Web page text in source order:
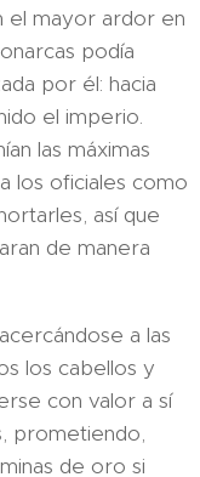
el mayor ardor en
podía
por él: hacia
el imperio.
las máximas
los oficiales como
así que
de manera
a las
los cabellos y
con valor a sí
prometiendo,
de oro si